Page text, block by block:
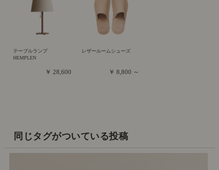
テーブルランプ
HEMPLEN
￥ 28,600
レザールームシューズ
￥ 8,800 ～
同じタグがついている投稿